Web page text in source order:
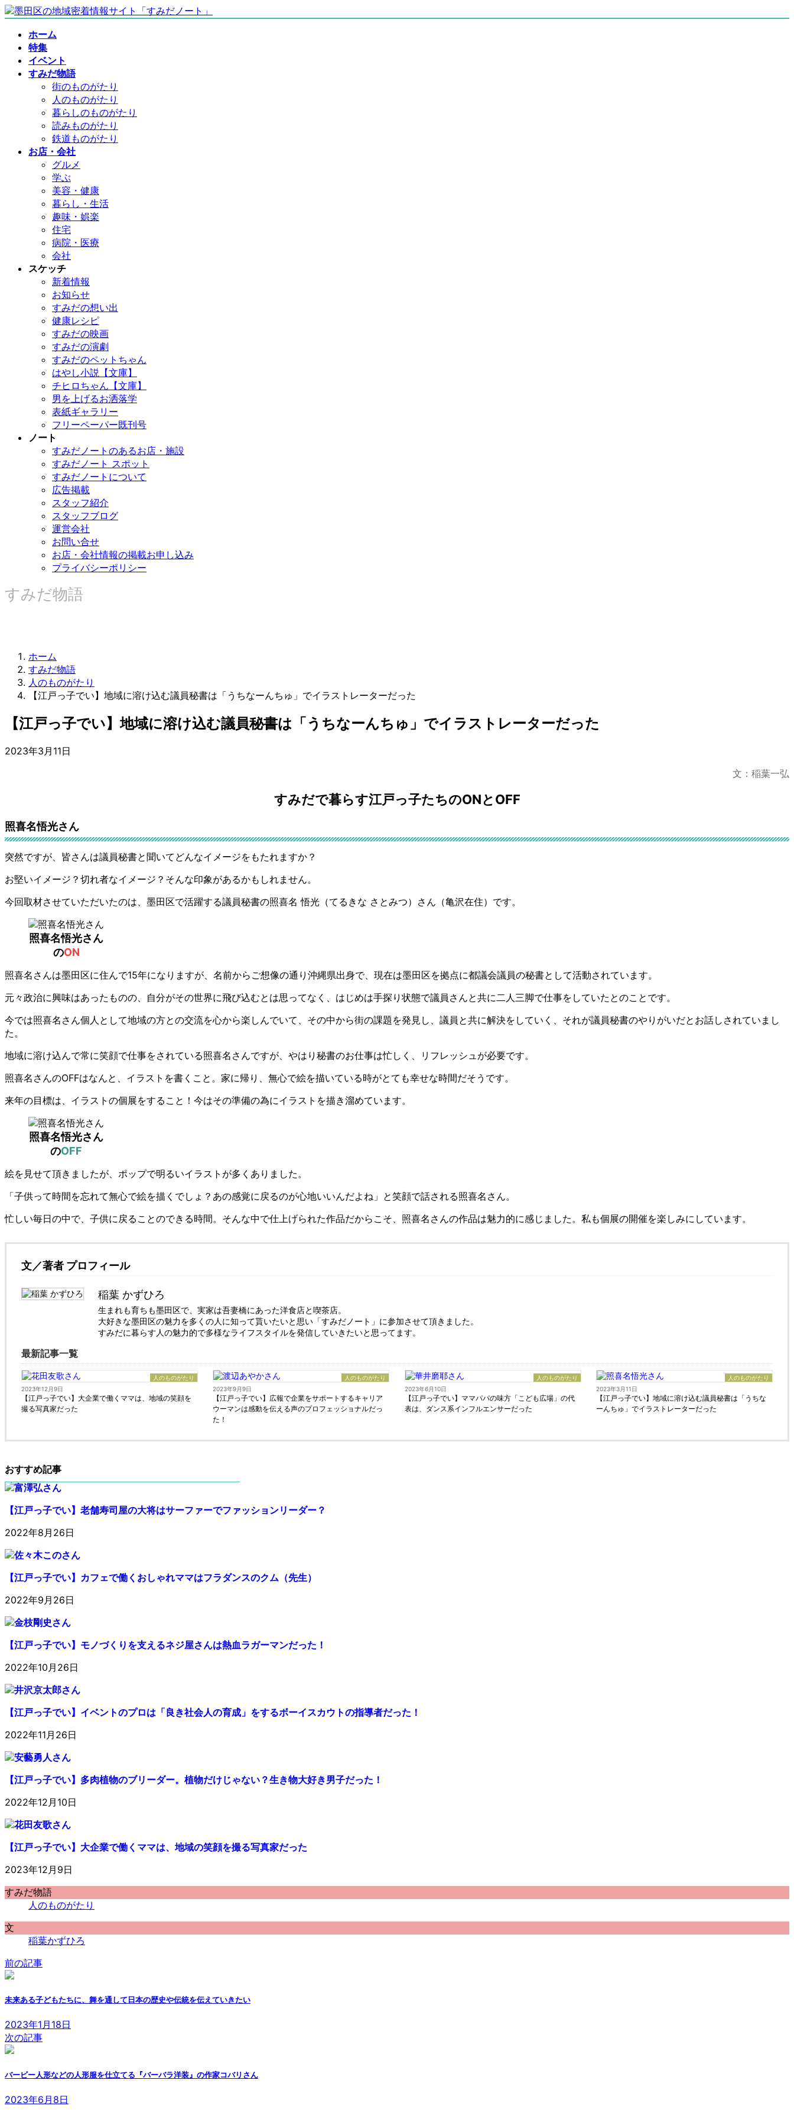
コ
ナ
ホーム
特集
イベント
すみだ物語
街のものがたり
人のものがたり
暮らしのものがたり
読みものがたり
鉄道ものがたり
お店・会社
グルメ
学ぶ
美容・健康
暮らし・生活
趣味・娯楽
住宅
病院・医療
会社
スケッチ
新着情報
お知らせ
すみだの想い出
健康レシピ
すみだの映画
すみだの演劇
すみだのペットちゃん
はやし小説【文庫】
チヒロちゃん【文庫】
男を上げるお洒落学
表紙ギャラリー
フリーペーパー既刊号
ノート
すみだノートのあるお店・施設
すみだノート スポット
すみだノートについて
広告掲載
スタッフ紹介
スタッフブログ
運営会社
お問い合せ
お店・会社情報の掲載お申し込み
プライバシーポリシー
すみだ物語
ホーム
すみだ物語
人のものがたり
【江戸っ子でい】地域に溶け込む議員秘書は「うちなーんちゅ」でイラストレーターだった
【江戸っ子でい】地域に溶け込む議員秘書は「うちなーんちゅ」でイラストレーターだった
2023年3月11日
文：稲葉一弘
すみだで暮らす江戸っ子たちのONとOFF
照喜名悟光さん
突然ですが、皆さんは議員秘書と聞いてどんなイメージをもたれますか？
お堅いイメージ？切れ者なイメージ？そんな印象があるかもしれません。
今回取材させていただいたのは、墨田区で活躍する議員秘書の照喜名 悟光（てるきな さとみつ）さん（亀沢在住）です。
照喜名悟光さん
のON
照喜名さんは墨田区に住んで15年になりますが、名前からご想像の通り沖縄県出身で、現在は墨田区を拠点に都議会議員の秘書として活動されています。
元々政治に興味はあったものの、自分がその世界に飛び込むとは思ってなく、はじめは手探り状態で議員さんと共に二人三脚で仕事をしていたとのことです。
今では照喜名さん個人として地域の方との交流を心から楽しんでいて、その中から街の課題を発見し、議員と共に解決をしていく、それが議員秘書のやりがいだとお話しされていまし
た。
地域に溶け込んで常に笑顔で仕事をされている照喜名さんですが、やはり秘書のお仕事は忙しく、リフレッシュが必要です。
照喜名さんのOFFはなんと、イラストを書くこと。家に帰り、無心で絵を描いている時がとても幸せな時間だそうです。
来年の目標は、イラストの個展をすること！今はその準備の為にイラストを描き溜めています。
照喜名悟光さん
のOFF
絵を見せて頂きましたが、ポップで明るいイラストが多くありました。
「子供って時間を忘れて無心で絵を描くでしょ？あの感覚に戻るのが心地いいんだよね」と笑顔で話される照喜名さん。
忙しい毎日の中で、子供に戻ることのできる時間。そんな中で仕上げられた作品だからこそ、照喜名さんの作品は魅力的に感じました。私も個展の開催を楽しみにしています。
文／著者 プロフィール
稲葉 かずひろ
生まれも育ちも墨田区で、実家は吾妻橋にあった洋食店と喫茶店。
大好きな墨田区の魅力を多くの人に知って貰いたいと思い「すみだノート」に参加させて頂きました。
すみだに暮らす人の魅力的で多様なライフスタイルを発信していきたいと思ってます。
最新記事一覧
人のものがたり
2023年12月9日
【江戸っ子でい】大企業で働くママは、地域の笑顔を
撮る写真家だった
人のものがたり
2023年9月9日
【江戸っ子でい】広報で企業をサポートするキャリア
ウーマンは感動を伝える声のプロフェッショナルだっ
た！
人のものがたり
2023年6月10日
【江戸っ子でい】ママパパの味方「こども広場」の代
表は、ダンス系インフルエンサーだった
人のものがたり
2023年3月11日
【江戸っ子でい】地域に溶け込む議員秘書は「うちな
ーんちゅ」でイラストレーターだった
おすすめ記事
【江戸っ子でい】老舗寿司屋の大将はサーファーでファッションリーダー？
2022年8月26日
【江戸っ子でい】カフェで働くおしゃれママはフラダンスのクム（先生）
2022年9月26日
【江戸っ子でい】モノづくりを支えるネジ屋さんは熱血ラガーマンだった！
2022年10月26日
【江戸っ子でい】イベントのプロは「良き社会人の育成」をするボーイスカウトの指導者だった！
2022年11月26日
【江戸っ子でい】多肉植物のブリーダー。植物だけじゃない？生き物大好き男子だった！
2022年12月10日
【江戸っ子でい】大企業で働くママは、地域の笑顔を撮る写真家だった
2023年12月9日
すみだ物語
人のものがたり
文
稲葉かずひろ
前の記事
未来ある子どもたちに、舞を通して日本の歴史や伝統を伝えていきたい
2023年1月18日
次の記事
バービー人形などの人形服を仕立てる『バーバラ洋装』の作家コバリさん
2023年6月8日